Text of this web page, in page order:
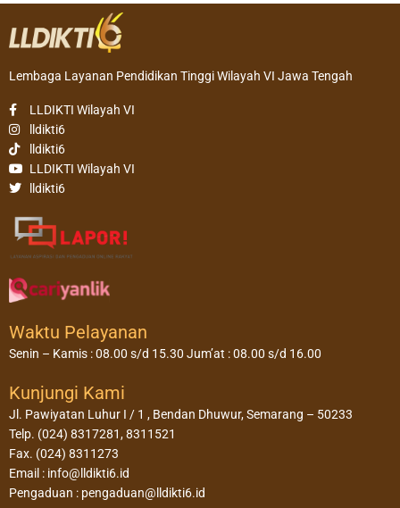
Lembaga Layanan Pendidikan Tinggi Wilayah VI Jawa Tengah
LLDIKTI Wilayah VI
lldikti6
lldikti6
LLDIKTI Wilayah VI
lldikti6
Waktu Pelayanan
Senin – Kamis : 08.00 s/d 15.30 Jum’at : 08.00 s/d 16.00
Kunjungi Kami
Jl. Pawiyatan Luhur I / 1 , Bendan Dhuwur, Semarang – 50233
Telp. (024) 8317281, 8311521
Fax. (024) 8311273
Email : info@lldikti6.id
Pengaduan : pengaduan@lldikti6.id